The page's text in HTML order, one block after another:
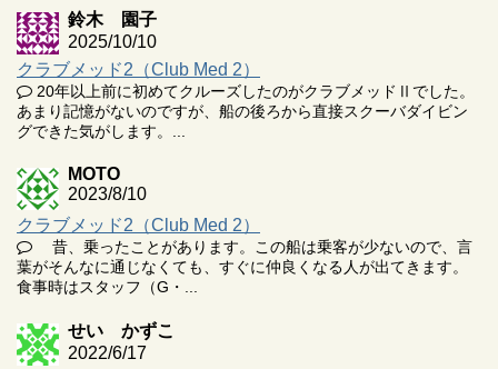
鈴木 園子
2025/10/10
クラブメッド2（Club Med 2）
20年以上前に初めてクルーズしたのがクラブメッドⅡでした。
あまり記憶がないのですが、船の後ろから直接スクーバダイビン
グできた気がします。...
MOTO
2023/8/10
クラブメッド2（Club Med 2）
昔、乗ったことがあります。この船は乗客が少ないので、言
葉がそんなに通じなくても、すぐに仲良くなる人が出てきます。
食事時はスタッフ（G・...
せい かずこ
2022/6/17